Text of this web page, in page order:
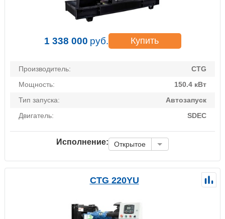
1 338 000 руб. Купить
Производитель:
CTG
Мощность:
150.4 кВт
Тип запуска:
Автозапуск
Двигатель:
SDEC
Исполнение: Открытое
CTG 220YU